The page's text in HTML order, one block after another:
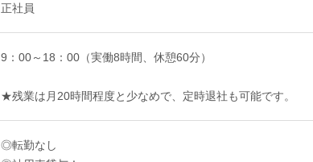
正社員
9：00～18：00（実働8時間、休憩60分）
★残業は月20時間程度と少なめで、定時退社も可能です。
◎転勤なし